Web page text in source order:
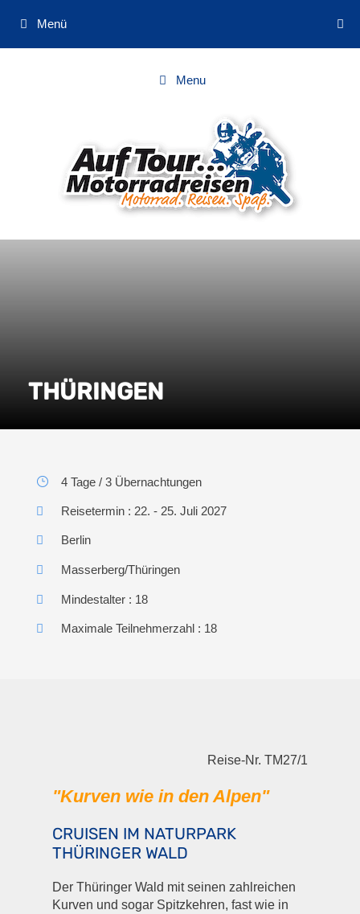
Inhalt
Menü
Menu
THÜRINGEN
4 Tage / 3 Übernachtungen
Reisetermin : 22. - 25. Juli 2027
Berlin
Masserberg/Thüringen
Mindestalter : 18
Maximale Teilnehmerzahl : 18
Reise-Nr. TM27/1
"Kurven wie in den Alpen"
CRUISEN IM NATURPARK
THÜRINGER WALD
Der Thüringer Wald mit seinen zahlreichen
Kurven und sogar Spitzkehren, fast wie in